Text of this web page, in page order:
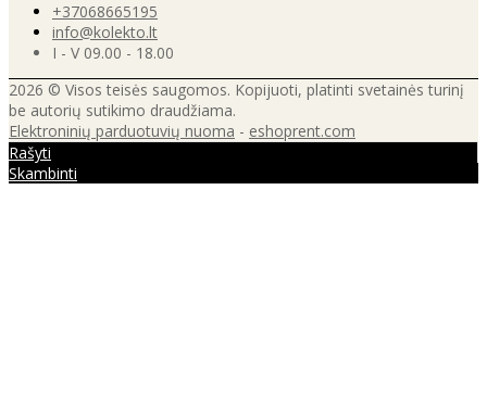
+37068665195
info@kolekto.lt
I - V 09.00 - 18.00
2026 © Visos teisės saugomos. Kopijuoti, platinti svetainės turinį
be autorių sutikimo draudžiama.
Elektroninių parduotuvių nuoma - eshoprent.com
Rašyti
Skambinti